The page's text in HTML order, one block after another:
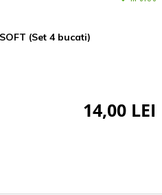
(Set 4 bucati)
14,00 LEI